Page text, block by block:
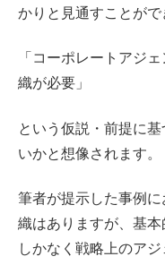
かりと見通すことが
「コーポレートアジ
織が必要」
という仮説・前提に
いかと想像されます。
筆者が提示した事例
織はありますが、基
しかなく戦略上のア